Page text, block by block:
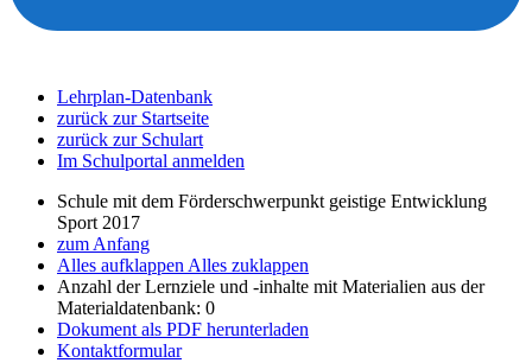
Lehrplan-Datenbank
zurück zur Startseite
zurück zur Schulart
Im Schulportal anmelden
Schule mit dem Förderschwerpunkt geistige Entwicklung
Sport 2017
zum Anfang
Alles aufklappen Alles zuklappen
Anzahl der Lernziele und -inhalte mit Materialien aus der
Materialdatenbank: 0
Dokument als PDF herunterladen
Kontaktformular